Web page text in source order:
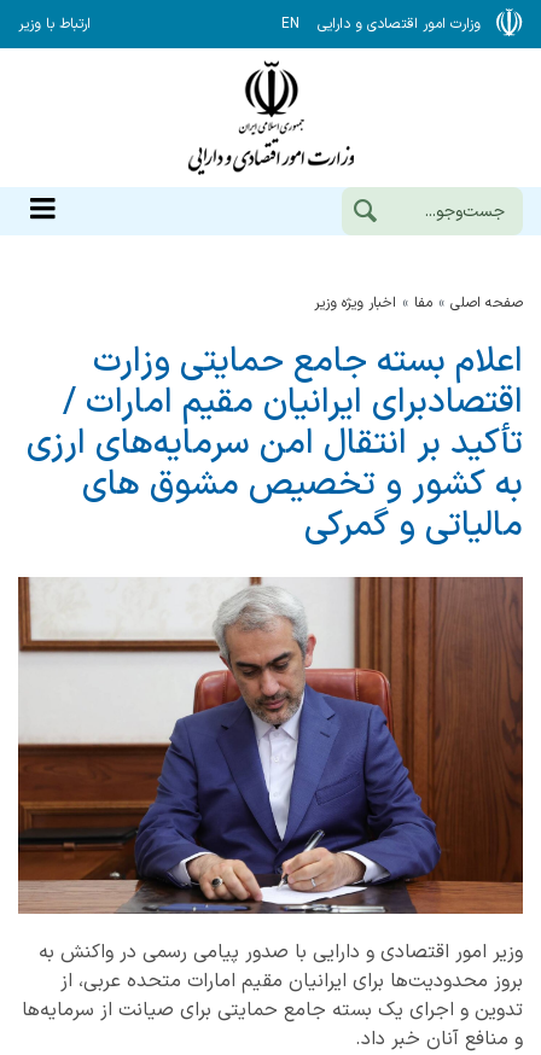
وزارت امور اقتصادی و دارایی EN ارتباط با وزیر
صفحه اصلی مفا اخبار ویژه وزیر
اعلام بسته جامع حمایتی وزارت
اقتصادبرای ایرانیان مقیم امارات /
تأکید بر انتقال امن سرمایه‌های ارزی
به کشور و تخصیص مشوق های
مالیاتی و گمرکی
وزیر امور اقتصادی و دارایی با صدور پیامی رسمی در واکنش به
بروز محدودیت‌ها برای ایرانیان مقیم امارات متحده عربی، از
تدوین و اجرای یک بسته جامع حمایتی برای صیانت از سرمایه‌ها
و منافع آنان خبر داد.